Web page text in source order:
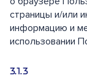
страницы и/или
информацию и
использовании